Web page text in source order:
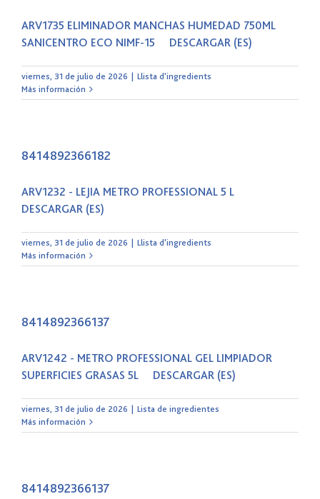
ARV1735 ELIMINADOR MANCHAS HUMEDAD 750ML
SANICENTRO ECO NIMF-15 DESCARGAR (ES)
viernes, 31 de julio de 2026 | Llista d'ingredients
Más información
8414892366182
ARV1232 - LEJIA METRO PROFESSIONAL 5 L
DESCARGAR (ES)
viernes, 31 de julio de 2026 | Llista d'ingredients
Más información
8414892366137
ARV1242 - METRO PROFESSIONAL GEL LIMPIADOR
SUPERFICIES GRASAS 5L DESCARGAR (ES)
viernes, 31 de julio de 2026 | Lista de ingredientes
Más información
8414892366137